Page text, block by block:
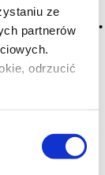
ze
partnerów
odrzucić
benzynę
niemieckich